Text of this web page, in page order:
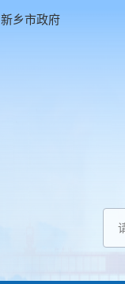
新乡市政府